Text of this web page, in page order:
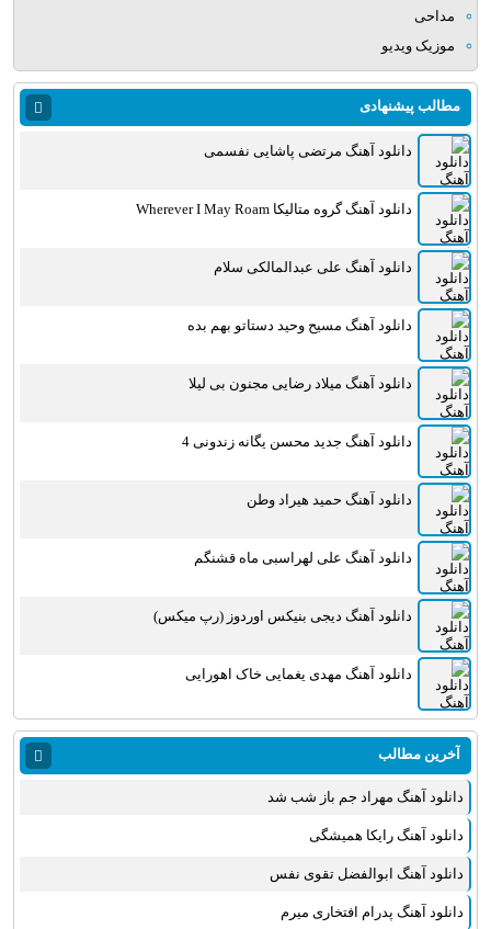
مداحی
موزیک ویدیو
مطالب پیشنهادی
دانلود آهنگ مرتضی پاشایی نفسمی
دانلود آهنگ گروه متالیکا Wherever I May Roam
دانلود آهنگ علی عبدالمالکی سلام
دانلود آهنگ مسیح وحید دستاتو بهم بده
دانلود آهنگ میلاد رضایی مجنون بی لیلا
دانلود آهنگ جدید محسن یگانه زندونی 4
دانلود آهنگ حمید هیراد وطن
دانلود آهنگ علی لهراسبی ماه قشنگم
دانلود آهنگ دیجی بنیکس اوردوز (رپ میکس)
دانلود آهنگ مهدی یغمایی خاک اهورایی
آخرین مطالب
دانلود آهنگ مهراد جم باز شب شد
دانلود آهنگ رایکا همیشگی
دانلود آهنگ ابوالفضل تقوی نفس
دانلود آهنگ پدرام افتخاری میرم